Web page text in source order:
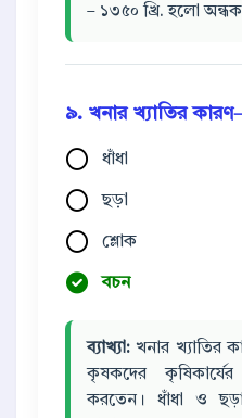
– ১৩৫০ খ্রি. হলো
৯. খনার খ্যাতির
ধাঁধা
ছড়া
শ্লোক
বচন
ব্যাখ্যা: খনার খ্যাতির
কৃষকদের
করতেন। ধাঁধা ও ছড়া